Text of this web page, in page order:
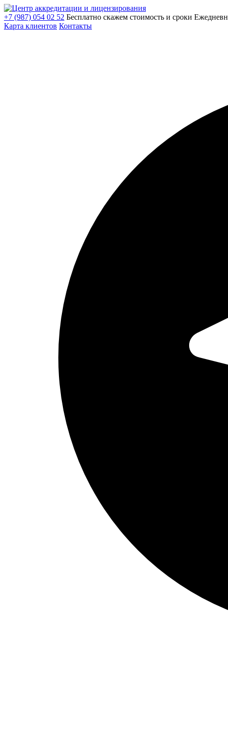
+7 (987) 054 02 52 Бесплатно скажем стоимость и сроки
Карта клиентов Контакты